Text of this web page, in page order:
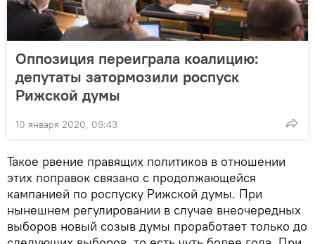
Оппозиция переиграла коалицию:
депутаты затормозили роспуск
Рижской думы
10 января 2020, 09:43
Такое рвение правящих политиков в отношении
этих поправок связано с продолжающейся
кампанией по роспуску Рижской думы. При
нынешнем регулировании в случае внеочередных
выборов новый созыв думы проработает только до